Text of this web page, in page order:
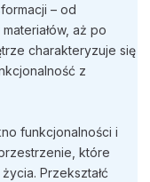
– od
aż po
charakteryzuje się
z
funkcjonalności i
które
Przekształć